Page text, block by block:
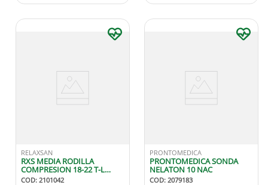
RELAXSAN
RXS MEDIA RODILLA
COMPRESION 18-22 T-L
COLOR BEIGE
COD: 2101042
PRONTOMEDICA
PRONTOMEDICA SONDA
NELATON 10 NAC
COD: 2079183